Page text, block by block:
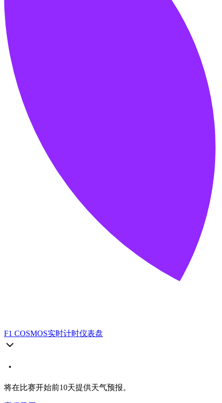
F1 COSMOS实时计时仪表盘
将在比赛开始前10天提供天气预报。